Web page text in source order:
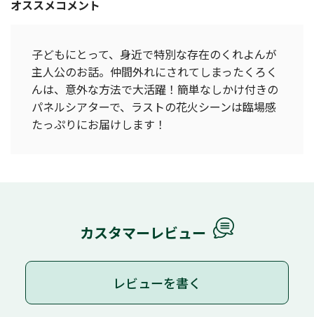
オススメコメント
子どもにとって、身近で特別な存在のくれよんが
主人公のお話。仲間外れにされてしまったくろく
んは、意外な方法で大活躍！簡単なしかけ付きの
パネルシアターで、ラストの花火シーンは臨場感
たっぷりにお届けします！
カスタマーレビュー
レビューを書く